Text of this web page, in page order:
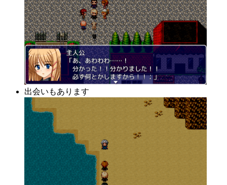
出会いもあります